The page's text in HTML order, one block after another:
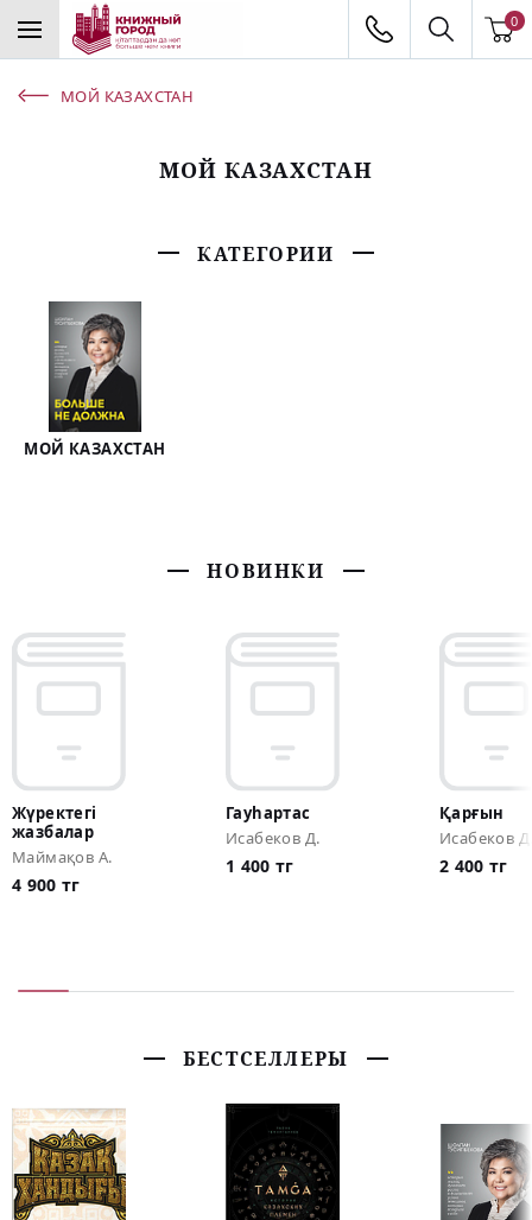
0
МОЙ КАЗАХСТАН
МОЙ КАЗАХСТАН
КАТЕГОРИИ
МОЙ КАЗАХСТАН
НОВИНКИ
Жүректегі
жазбалар
Маймақов А.
4 900 тг
Гауһартас
Исабеков Д.
1 400 тг
Қарғын
Исабеков
2 400 тг
БЕСТСЕЛЛЕРЫ